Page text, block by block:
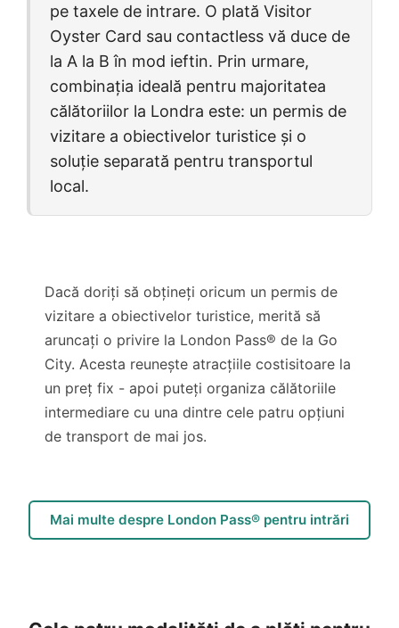
pe taxele de intrare. O plată Visitor
Oyster Card sau contactless vă duce de
la A la B în mod ieftin. Prin urmare,
combinația ideală pentru majoritatea
călătoriilor la Londra este: un permis de
vizitare a obiectivelor turistice și o
soluție separată pentru transportul
local.
Dacă doriți să obțineți oricum un permis de
vizitare a obiectivelor turistice, merită să
aruncați o privire la London Pass® de la Go
City. Acesta reunește atracțiile costisitoare la
un preț fix - apoi puteți organiza călătoriile
intermediare cu una dintre cele patru opțiuni
de transport de mai jos.
Mai multe despre London Pass® pentru intrări